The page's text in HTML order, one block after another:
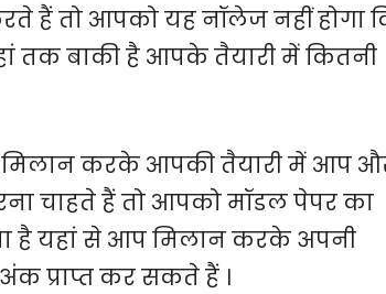
हैं तो आपको यह नॉलेज नहीं होगा
तक बाकी है आपके तैयारी में कितनी
मिलान करके आपकी तैयारी में आप
चाहते हैं तो आपको मॉडल पेपर का
है यहां से आप मिलान करके अपनी
प्राप्त कर सकते हैं ।